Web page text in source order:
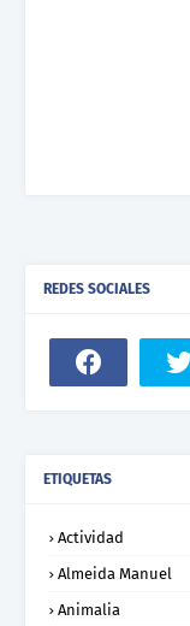
REDES SOCIALES
ETIQUETAS
Actividad
Almeida Manuel
Animalia